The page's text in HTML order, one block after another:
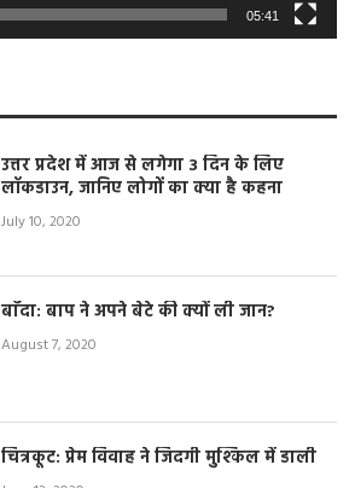
05:41
उत्तर प्रदेश में आज से लगेगा 3 दिन के लिए
लॉकडाउन, जानिए लोगों का क्या है कहना
July 10, 2020
बाँदा: बाप ने अपने बेटे की क्यों ली जान?
August 7, 2020
चित्रकूट: प्रेम विवाह ने जिंदगी मुश्किल में डाली